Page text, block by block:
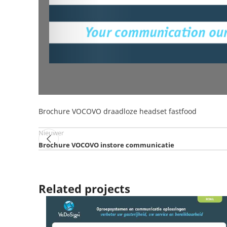
Brochure VOCOVO draadloze headset fastfood
Nieuwer
Brochure VOCOVO instore communicatie
Related projects